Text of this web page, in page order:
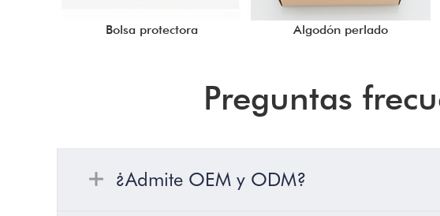
Bolsa protectora Algodón perlado
Preguntas
¿Admite OEM y ODM?